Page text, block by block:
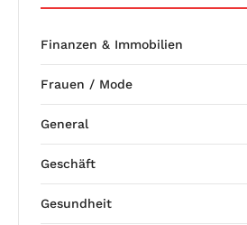
Finanzen & Immobilien
Frauen / Mode
General
Geschäft
Gesundheit